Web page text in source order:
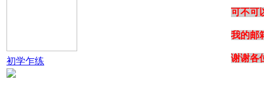
初学乍练
可不可
我的邮
谢谢各